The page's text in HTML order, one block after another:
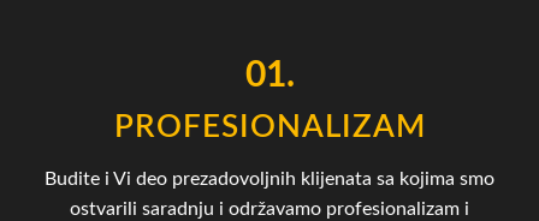
01.
PROFESIONALIZAM
Budite i Vi deo prezadovoljnih klijenata sa kojima smo
ostvarili saradnju i održavamo profesionalizam i